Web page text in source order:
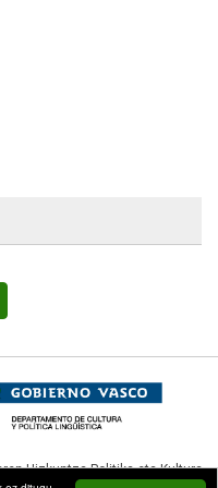
Hizkuntza Politika eta Kultura